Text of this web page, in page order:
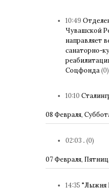
10:49
Чувашской
направляет
санаторно-
Соцфонда(0)
10:10
08 Февраля,
02:03 . (0)
07 Февраля,
14:35 "Лыжня